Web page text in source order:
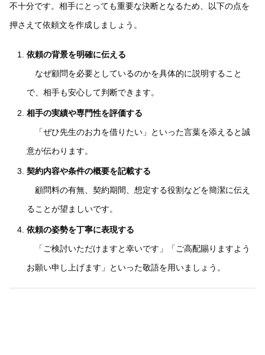
不十分です。相手にとっても重要な決断となるため、以下の点を
押さえて依頼文を作成しましょう。
依頼の背景を明確に伝える
なぜ顧問を必要としているのかを具体的に説明すること
で、相手も安心して判断できます。
相手の実績や専門性を評価する
「ぜひ先生のお力を借りたい」といった言葉を添えると誠
意が伝わります。
契約内容や条件の概要を記載する
顧問料の有無、契約期間、想定する役割などを簡潔に伝え
ることが望ましいです。
依頼の姿勢を丁寧に表現する
「ご検討いただけますと幸いです」「ご高配賜りますよう
お願い申し上げます」といった敬語を用いましょう。